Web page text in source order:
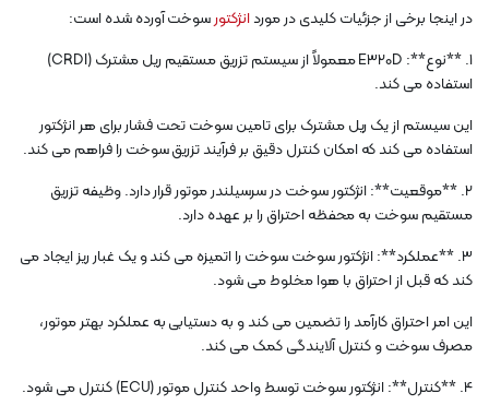
در اینجا برخی از جزئیات کلیدی در موردانژکتورسوخت آورده شده است:
1. **نوع**: E320D معمولاً از سیستم تزریق مستقیم ریل مشترک (CRDI)
استفاده می کند.
این سیستم از یک ریل مشترک برای تامین سوخت تحت فشار برای هر انژکتور
استفاده می کند که امکان کنترل دقیق بر فرآیند تزریق سوخت را فراهم می کند.
2. **موقعیت**: انژکتور سوخت در سرسیلندر موتور قرار دارد. وظیفه تزریق
مستقیم سوخت به محفظه احتراق را بر عهده دارد.
3. **عملکرد**: انژکتور سوخت سوخت را اتمیزه می کند و یک غبار ریز ایجاد می
کند که قبل از احتراق با هوا مخلوط می شود.
این امر احتراق کارآمد را تضمین می کند و به دستیابی به عملکرد بهتر موتور،
مصرف سوخت و کنترل آلایندگی کمک می کند.
4. **کنترل**: انژکتور سوخت توسط واحد کنترل موتور (ECU) کنترل می شود.